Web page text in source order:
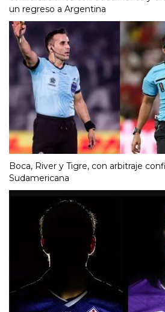
un regreso a Argentina
Boca, River y Tigre, con arbitraje
Sudamericana